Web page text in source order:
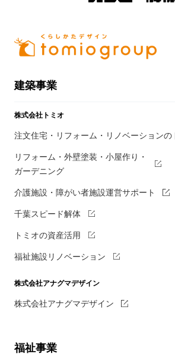
建築事業
株式会社トミオ
注文住宅・リフォーム・リノベーションの
リフォーム・外壁塗装・小屋作り・
ガーデニング
介護施設・障がい者施設運営サポート
千葉スピード解体
トミオの資産活用
福祉施設リノベーション
株式会社アナグマデザイン
株式会社アナグマデザイン
福祉事業